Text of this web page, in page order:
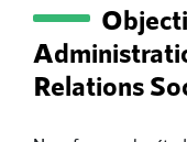
Relations